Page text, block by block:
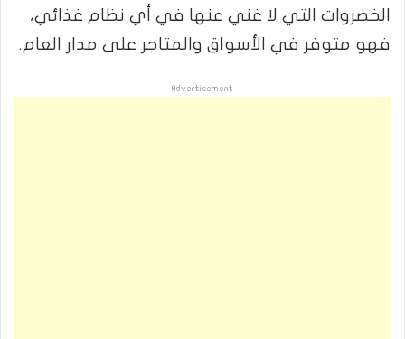
الخضروات التي لا غني عنها في أي نظام غذائي،
فهو متوفر في الأسواق والمتاجر على مدار العام.
Advertisement